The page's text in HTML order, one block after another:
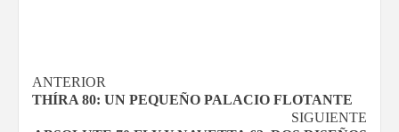
Navegación
ANTERIOR
THÍRA 80: UN PEQUEÑO PALACIO FLOTANTE
SIGUIENTE